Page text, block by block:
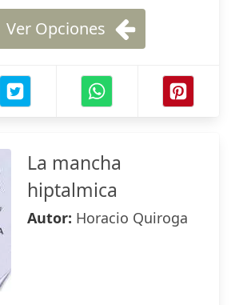
Ver Opciones
La mancha
hiptalmica
Autor: Horacio Quiroga